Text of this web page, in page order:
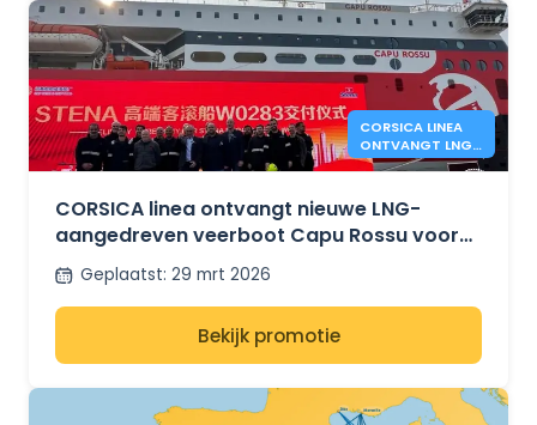
CORSICA LINEA
ONTVANGT LNG-
VEERBOOT CAPU
CORSICA linea ontvangt nieuwe LNG-
aangedreven veerboot Capu Rossu voor
routes op Corsica
Geplaatst: 29 mrt 2026
Bekijk promotie